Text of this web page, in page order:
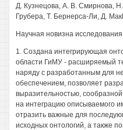
Д. Кузнецова, А. В. Смирнова,
Грубера, Т. Бернерса-Ли, Д.
Научная новизна исследования
1. Создана интегрирующая
области ГиМУ - расширяемый
наряду с разработанным для
обеспечением, позволяет
выразительностью,
на интеграцию описываемого
отразить важные для
исходных онтологий, а также